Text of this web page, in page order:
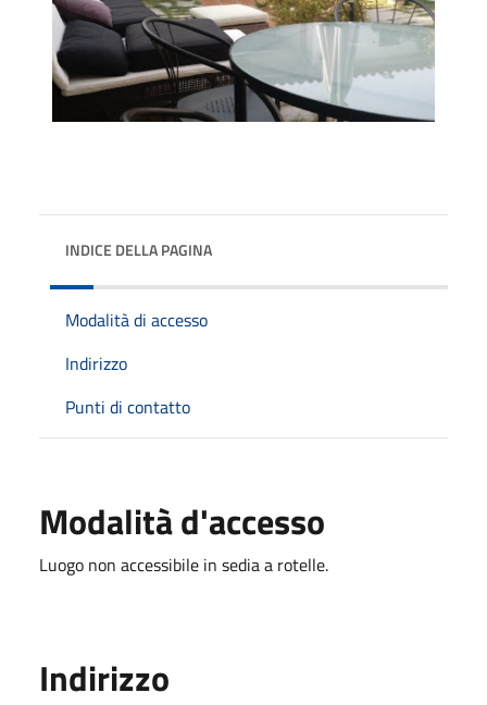
INDICE DELLA PAGINA
Modalità di accesso
Indirizzo
Punti di contatto
Modalità d'accesso
Luogo non accessibile in sedia a rotelle.
Indirizzo